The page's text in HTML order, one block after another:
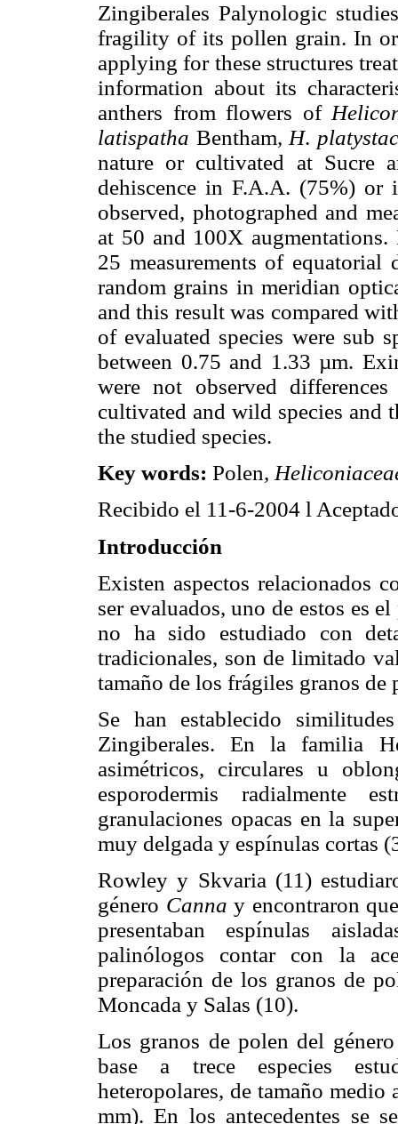
Zingiberales Palynologic
fragility of its pollen grain. In
applying for these structures
information about its
anthers from flowers of
latispatha Bentham, H.
nature or cultivated at Sucre
dehiscence in F.A.A. (75%) or
observed, photographed and
at 50 and 100X
25 measurements of
random grains in meridian
and this result was compared
of evaluated species were sub
between 0.75 and 1.33 µm.
were not observed
cultivated and wild species and
the studied species.
Key words: Polen,
Recibido el 11-6-2004 l
Introducción
Existen aspectos relacionados
ser evaluados, uno de estos es
no ha sido estudiado con
tradicionales, son de limitado
tamaño de los frágiles granos
Se han establecido
Zingiberales. En la familia
asimétricos, circulares u
esporodermis radialmente
granulaciones opacas en la
muy delgada y espínulas cortas
Rowley y Skvaria (11)
género Canna y encontraron
presentaban espínulas
palinólogos contar con la
preparación de los granos de
Moncada y Salas (10).
Los granos de polen del
base a trece especies
heteropolares, de tamaño
mm). En los antecedentes se